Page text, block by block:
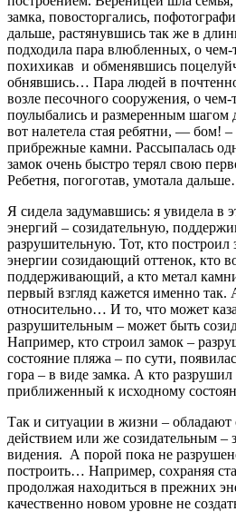
замка, повосторгались,
дальше, растянувшись так же в
подходила пара влюбленных, о
похихикав и обменявшись
обнявшись… Пара людей в
возле песочного сооружения, о чем-
поулыбались и размеренным
вот налетела стая ребятни, — бом!
прибрежные камни. Рассыпалась
замок очень быстро терял свою
Ребетня, погоготав, умотала
Я сидела задумавшись: я увидела в
энергий – созидательную,
разрушительную. Тот, кто построил
энергии созидающий оттенок, кто
поддерживающий, а кто метал
первый взгляд кажется именно так.
относительно… И то, что может
разрушительным – может быть
Например, кто строил замок –
состояние пляжа – по сути,
гора – в виде замка. А кто
приближенный к исходному
Так и ситуации в жизни –
действием или же созидательным –
видения. А порой пока не
построить… Например, сохраняя
продолжая находиться в прежних
качественно новом уровне не